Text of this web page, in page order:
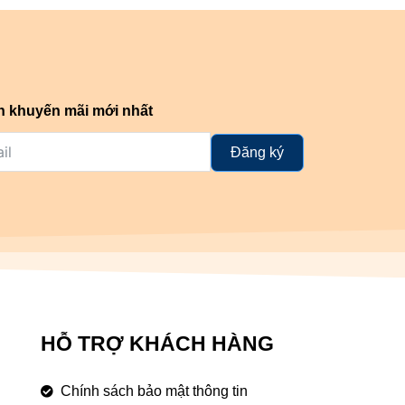
khuyến mãi mới nhất
Đăng ký
HỖ TRỢ KHÁCH HÀNG
Chính sách bảo mật thông tin